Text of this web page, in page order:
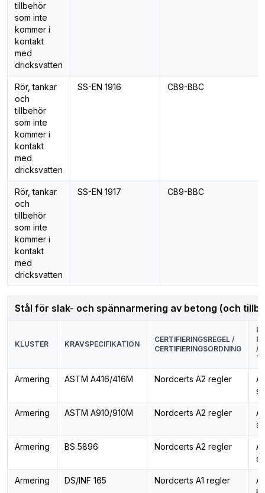
tillbehör
som inte
kommer i
kontakt
med
dricksvatten
Rör, tankar
och
tillbehör
som inte
kommer i
kontakt
med
dricksvatten
SS-EN 1916 CB9-BBC
Rör, tankar
och
tillbehör
som inte
kommer i
kontakt
med
dricksvatten
SS-EN 1917 CB9-BBC
Stål för slak- och spännarmering av betong (och
KLUSTER KRAVSPECIFIKATION
CERTIFIERINGSREGEL /
CERTIFIERINGSORDNING
/
Armering ASTM A416/416M Nordcerts A2 regler
Armering ASTM A910/910M Nordcerts A2 regler
Armering BS 5896 Nordcerts A2 regler
Armering DS/INF 165 Nordcerts A1 regler